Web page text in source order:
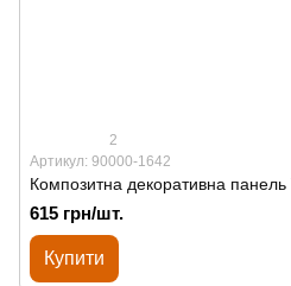
2
Артикул: 90000-1642
Композитна декоративна
615 грн/шт.
Купити